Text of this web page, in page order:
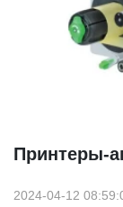
Принтеры-
2024-04-12